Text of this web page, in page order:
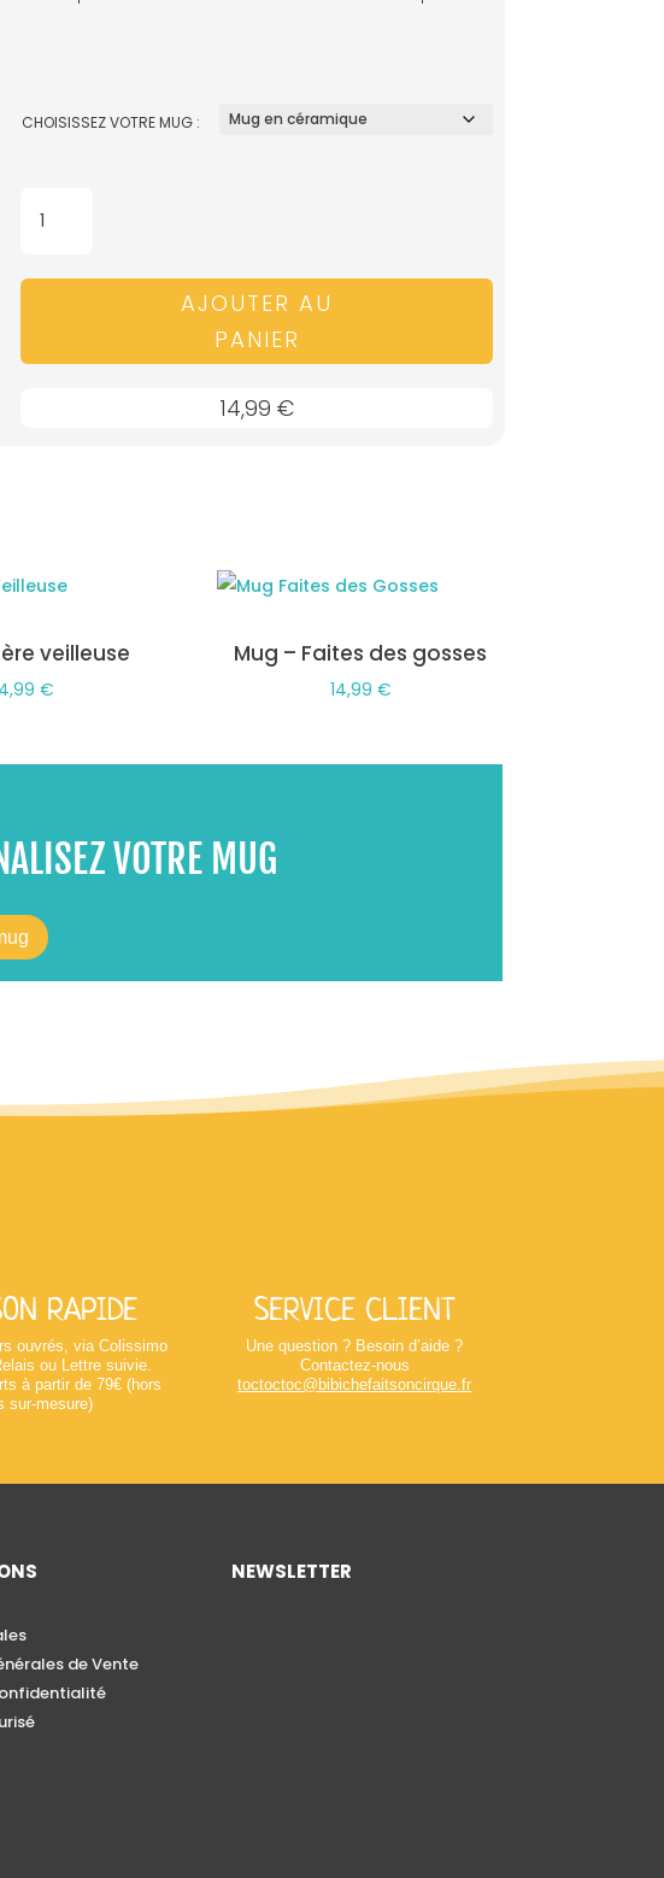
CHOISISSEZ VOTRE MUG :
-
!
AJOUTER AU
PANIER
14,99 €
veilleuse
€
Mug – Faites des gosses
14,99 €
VOTRE MUG
RAPIDE
ouvrés, via Colissimo
ou Lettre suivie.
à partir de 79€ (hors
sur-mesure)
SERVICE CLIENT
Une question ? Besoin d’aide ?
Contactez-nous
toctoctoc@bibichefaitsoncirque.fr
de Vente
NEWSLETTER